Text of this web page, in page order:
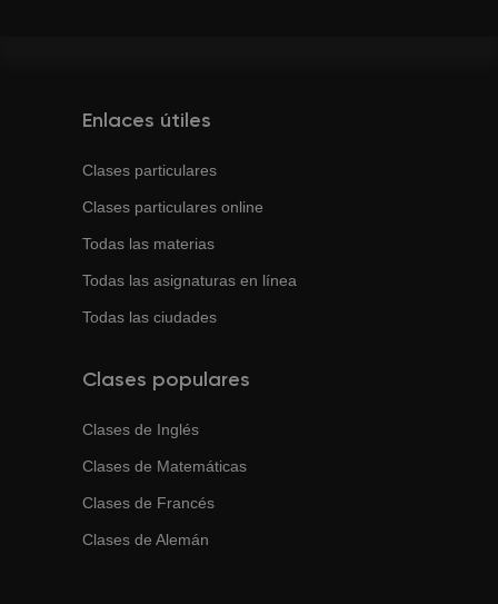
Enlaces útiles
Clases particulares
Clases particulares online
Todas las materias
Todas las asignaturas en línea
Todas las ciudades
Clases populares
Clases de Inglés
Clases de Matemáticas
Clases de Francés
Clases de Alemán